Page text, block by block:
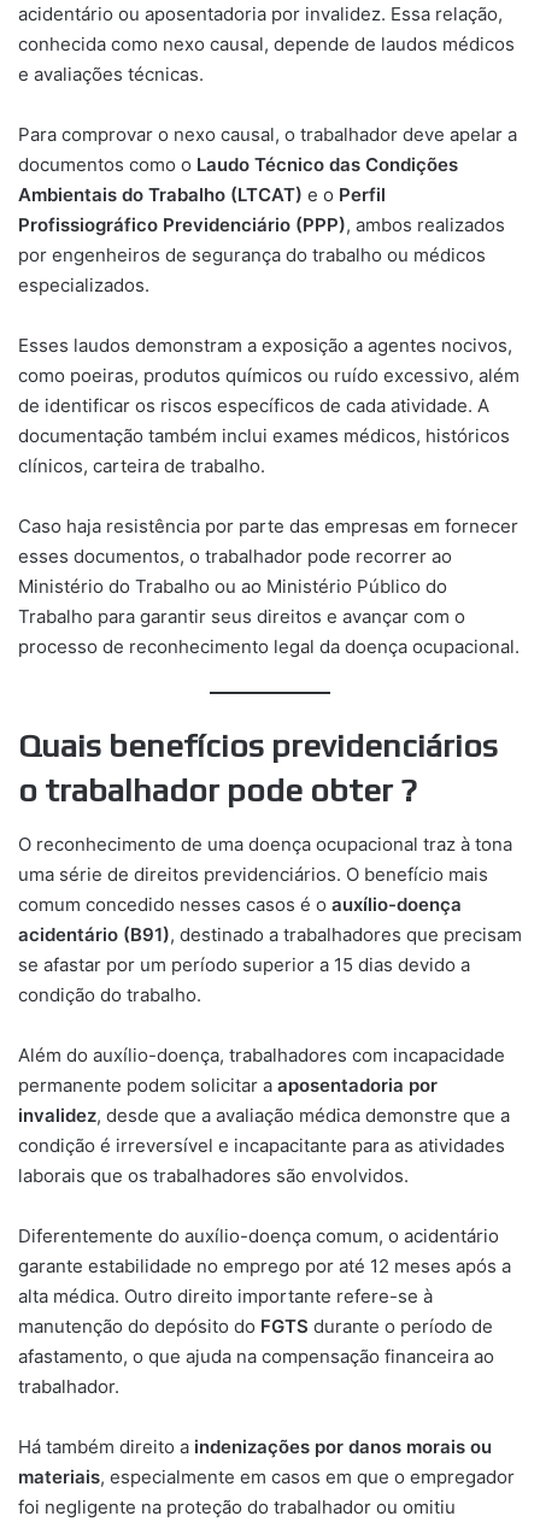
acidentário ou aposentadoria por invalidez. Essa relação,
conhecida como nexo causal, depende de laudos médicos
e avaliações técnicas.
Para comprovar o nexo causal, o trabalhador deve apelar a
documentos como o Laudo Técnico das Condições
Ambientais do Trabalho (LTCAT) e o Perfil
Profissiográfico Previdenciário (PPP), ambos realizados
por engenheiros de segurança do trabalho ou médicos
especializados.
Esses laudos demonstram a exposição a agentes nocivos,
como poeiras, produtos químicos ou ruído excessivo, além
de identificar os riscos específicos de cada atividade. A
documentação também inclui exames médicos, históricos
clínicos, carteira de trabalho.
Caso haja resistência por parte das empresas em fornecer
esses documentos, o trabalhador pode recorrer ao
Ministério do Trabalho ou ao Ministério Público do
Trabalho para garantir seus direitos e avançar com o
processo de reconhecimento legal da doença ocupacional.
Quais benefícios previdenciários
o trabalhador pode obter ?
O reconhecimento de uma doença ocupacional traz à tona
uma série de direitos previdenciários. O benefício mais
comum concedido nesses casos é o auxílio-doença
acidentário (B91), destinado a trabalhadores que precisam
se afastar por um período superior a 15 dias devido a
condição do trabalho.
Além do auxílio-doença, trabalhadores com incapacidade
permanente podem solicitar a aposentadoria por
invalidez, desde que a avaliação médica demonstre que a
condição é irreversível e incapacitante para as atividades
laborais que os trabalhadores são envolvidos.
Diferentemente do auxílio-doença comum, o acidentário
garante estabilidade no emprego por até 12 meses após a
alta médica. Outro direito importante refere-se à
manutenção do depósito do FGTS durante o período de
afastamento, o que ajuda na compensação financeira ao
trabalhador.
Há também direito a indenizações por danos morais ou
materiais, especialmente em casos em que o empregador
foi negligente na proteção do trabalhador ou omitiu